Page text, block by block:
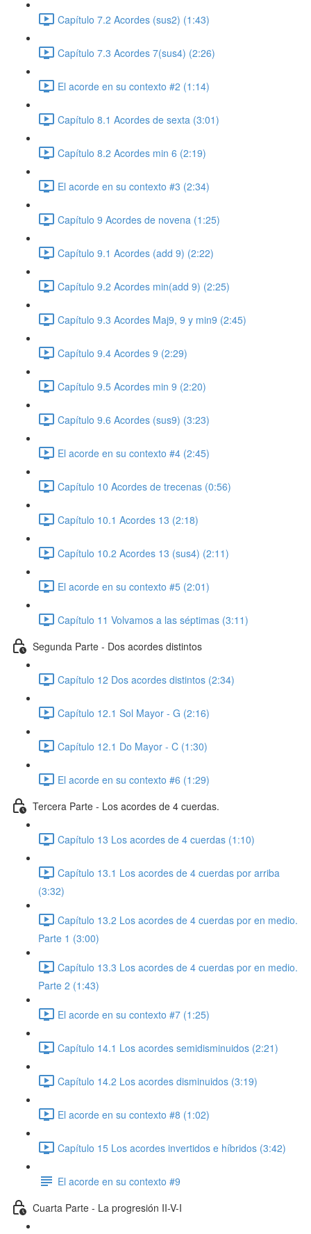
Capítulo 7.2 Acordes (sus2) (1:43)
Capítulo 7.3 Acordes 7(sus4) (2:26)
El acorde en su contexto #2 (1:14)
Capítulo 8.1 Acordes de sexta (3:01)
Capítulo 8.2 Acordes min 6 (2:19)
El acorde en su contexto #3 (2:34)
Capítulo 9 Acordes de novena (1:25)
Capítulo 9.1 Acordes (add 9) (2:22)
Capítulo 9.2 Acordes min(add 9) (2:25)
Capítulo 9.3 Acordes Maj9, 9 y min9 (2:45)
Capítulo 9.4 Acordes 9 (2:29)
Capítulo 9.5 Acordes min 9 (2:20)
Capítulo 9.6 Acordes (sus9) (3:23)
El acorde en su contexto #4 (2:45)
Capítulo 10 Acordes de trecenas (0:56)
Capítulo 10.1 Acordes 13 (2:18)
Capítulo 10.2 Acordes 13 (sus4) (2:11)
El acorde en su contexto #5 (2:01)
Capítulo 11 Volvamos a las séptimas (3:11)
Segunda Parte - Dos acordes distintos
Capítulo 12 Dos acordes distintos (2:34)
Capítulo 12.1 Sol Mayor - G (2:16)
Capítulo 12.1 Do Mayor - C (1:30)
El acorde en su contexto #6 (1:29)
Tercera Parte - Los acordes de 4 cuerdas.
Capítulo 13 Los acordes de 4 cuerdas (1:10)
Capítulo 13.1 Los acordes de 4 cuerdas por arriba
(3:32)
Capítulo 13.2 Los acordes de 4 cuerdas por en medio.
Parte 1 (3:00)
Capítulo 13.3 Los acordes de 4 cuerdas por en medio.
Parte 2 (1:43)
El acorde en su contexto #7 (1:25)
Capítulo 14.1 Los acordes semidisminuidos (2:21)
Capítulo 14.2 Los acordes disminuidos (3:19)
El acorde en su contexto #8 (1:02)
Capítulo 15 Los acordes invertidos e híbridos (3:42)
El acorde en su contexto #9
Cuarta Parte - La progresión II-V-I